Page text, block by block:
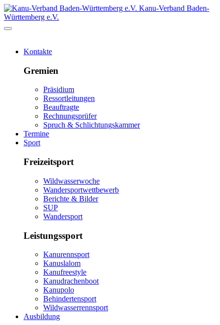
Kanu-Verband Baden-
Württemberg e.V.
Kontakte
Gremien
Präsidium
Ressortleitungen
Beauftragte
Rechnungsprüfer
Spruch & Schlichtungskammer
Termine
Sport
Freizeitsport
Wildwasserwoche
Wandersportwettbewerb
Berichte & Bilder
SUP
Wandersport
Leistungssport
Kanurennsport
Kanuslalom
Kanufreestyle
Kanudrachenboot
Kanupolo
Behindertensport
Wildwasserrennsport
Ausbildung